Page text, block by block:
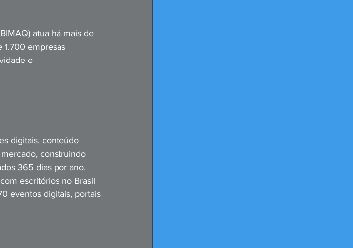
atua há mais de
1.700 empresas
e
digitais, conteúdo
construindo
365 dias por ano.
escritórios no Brasil
eventos digitais, portais